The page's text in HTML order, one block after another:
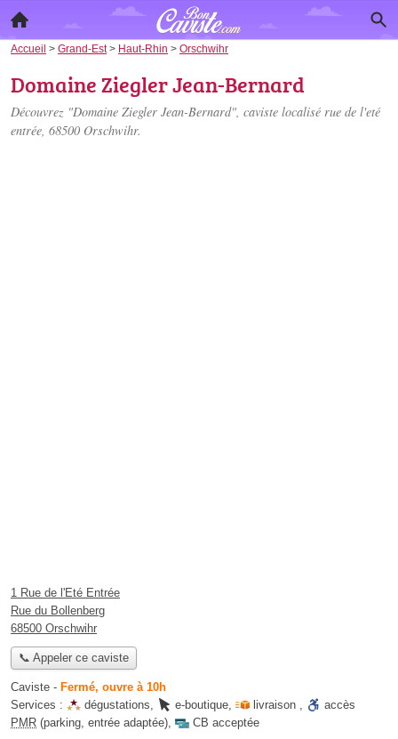
Accueil > Grand-Est> Haut-Rhin > Orschwihr
Domaine Ziegler Jean-Bernard
Découvrez "Domaine Ziegler Jean-Bernard", caviste localisé rue de l'eté
entrée, 68500 Orschwihr.
1 Rue de l'Eté Entrée
Rue du Bollenberg
68500 Orschwihr
📞 Appeler ce caviste
Caviste - Fermé, ouvre à 10h
Services :
dégustations, e-boutique, livraison ,
accès
PMR (parking, entrée adaptée),
CB acceptée